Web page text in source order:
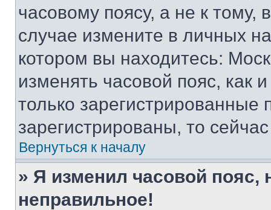
часовому поясу, а не к тому,
случае измените в личных
котором вы находитесь:
изменять часовой пояс, как
только
зарегистрированы, то
Вернуться к началу
» Я изменил часовой пояс,
неправильное!